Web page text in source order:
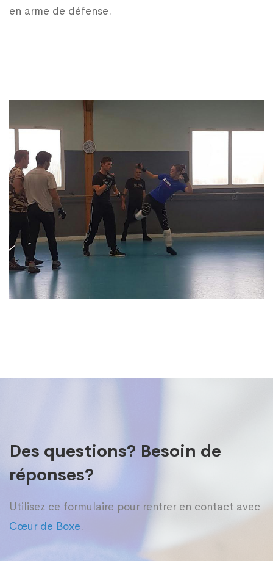
en arme de défense.
Des questions? Besoin de
réponses?
Utilisez ce formulaire pour rentrer en contact avec
Cœur de Boxe.